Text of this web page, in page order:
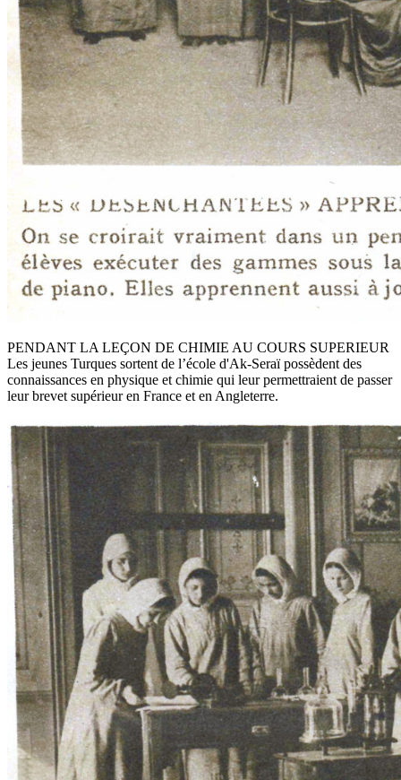
PENDANT LA LEÇON DE CHIMIE AU COURS SUPERIEUR
Les jeunes Turques sortent de l’école d'Ak-Seraï possèdent des
connaissances en physique et chimie qui leur permettraient de passer
leur brevet supérieur en France et en Angleterre.